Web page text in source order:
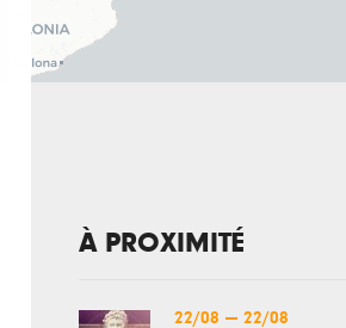
À PROXIMITÉ
22/08 — 22/08